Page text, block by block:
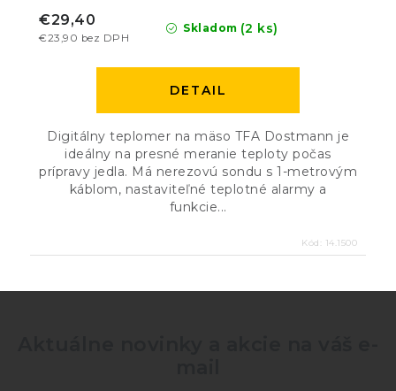
Skladom (2 ks)
€23,90 bez DPH
€29,40
DETAIL
Digitálny teplomer na mäso TFA Dostmann je
ideálny na presné meranie teploty počas
prípravy jedla. Má nerezovú sondu s 1-metrovým
káblom, nastaviteľné teplotné alarmy a
funkcie...
Kód: 14.1500